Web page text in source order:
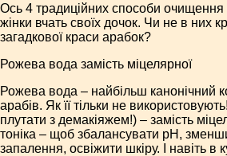
Ось 4 традиційних способи очищення
жінки вчать своїх дочок. Чи не в них
загадкової краси арабок?
Рожева вода замість міцелярної
Рожева вода – найбільш канонічний
арабів. Як її тільки не
плутати з демакіяжем!) – замість
тоніка – щоб збалансувати pH,
запалення, освіжити шкіру. І навіть в